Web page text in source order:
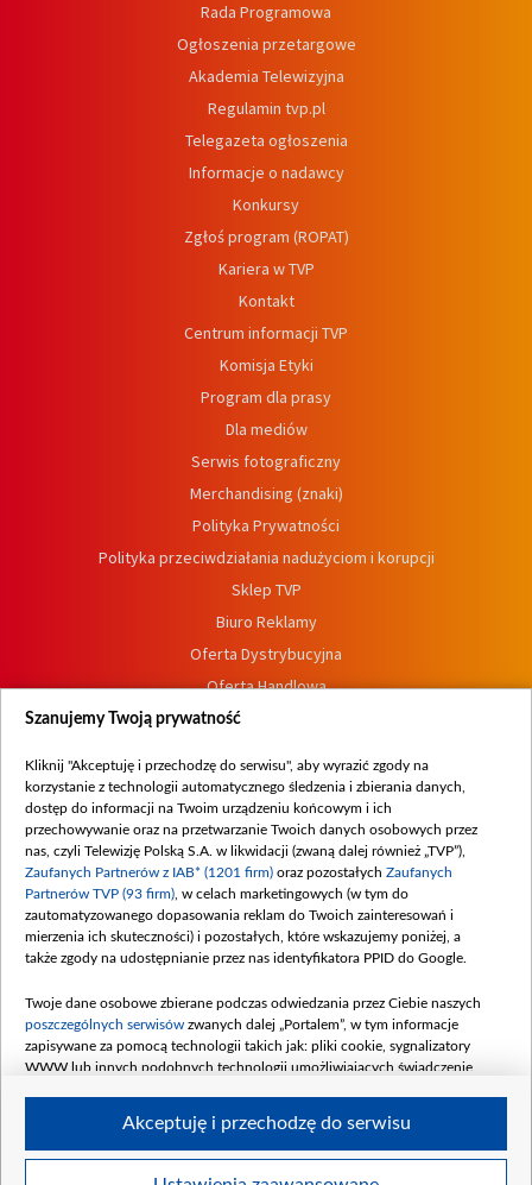
Rada Programowa
Ogłoszenia przetargowe
Akademia Telewizyjna
Regulamin tvp.pl
Telegazeta ogłoszenia
Informacje o nadawcy
Konkursy
Zgłoś program (ROPAT)
Kariera w TVP
Kontakt
Centrum informacji TVP
Komisja Etyki
Program dla prasy
Dla mediów
Serwis fotograficzny
Merchandising (znaki)
Polityka Prywatności
Polityka przeciwdziałania nadużyciom i korupcji
Sklep TVP
Biuro Reklamy
Oferta Dystrybucyjna
Oferta Handlowa
Dostępność
Procedura zgłoszeń wewnętrznych
Szanujemy Twoją prywatność
Kliknij "Akceptuję i przechodzę do serwisu", aby wyrazić zgody na
korzystanie z technologii automatycznego śledzenia i zbierania danych,
dostęp do informacji na Twoim urządzeniu końcowym i ich
przechowywanie oraz na przetwarzanie Twoich danych osobowych przez
nas, czyli Telewizję Polską S.A. w likwidacji (zwaną dalej również „TVP”),
Zaufanych Partnerów z IAB* (1201 firm) oraz pozostałych Zaufanych
Partnerów TVP (93 firm) , w celach marketingowych (w tym do
zautomatyzowanego dopasowania reklam do Twoich zainteresowań i
mierzenia ich skuteczności) i pozostałych, które wskazujemy poniżej, a
także zgody na udostępnianie przez nas identyfikatora PPID do Google.
Twoje dane osobowe zbierane podczas odwiedzania przez Ciebie naszych
poszczególnych serwisów zwanych dalej „Portalem”, w tym informacje
zapisywane za pomocą technologii takich jak: pliki cookie, sygnalizatory
WWW lub innych podobnych technologii umożliwiających świadczenie
Twoje dane osobowe zbierane podczas odwiedzania przez Ciebie
Akceptuję i przechodzę do serwisu